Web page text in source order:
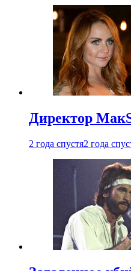
Директор
2 года спустя2 года